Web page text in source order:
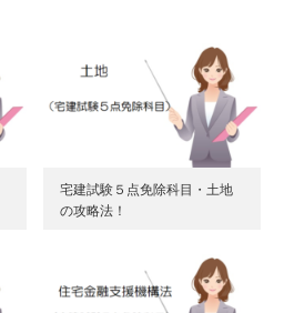
宅建試験５点免除科目・土地
の攻略法！